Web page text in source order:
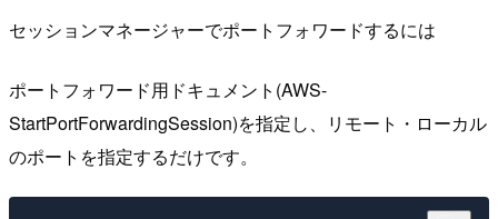
セッションマネージャーでポートフォワードするには
ポートフォワード用ドキュメント(AWS-
StartPortForwardingSession)を指定し、リモート・ローカル
のポートを指定するだけです。